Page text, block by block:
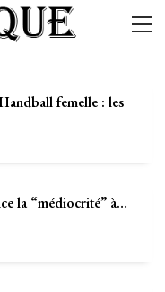
femelle : les
la “médiocrité” à…